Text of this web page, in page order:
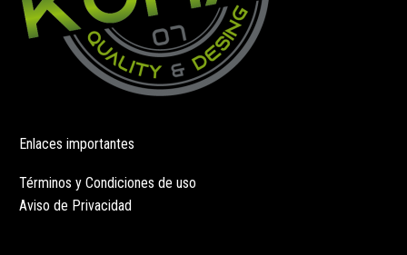
Enlaces importantes
Términos y Condiciones de uso
Aviso de Privacidad